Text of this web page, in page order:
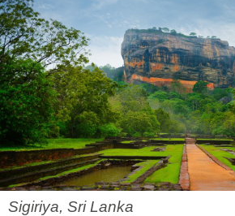
Sigiriya, Sri Lanka